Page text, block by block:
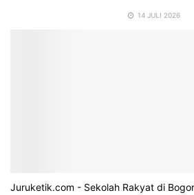
14 JULI 2026
Juruketik.com - Sekolah Rakyat di